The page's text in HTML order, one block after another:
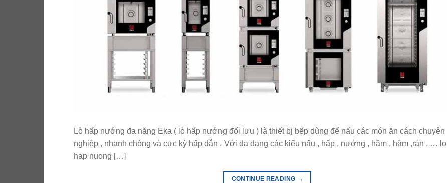
Lò hấp nướng đa năng Eka ( lò hấp nướng đối lưu ) là thiết bị bếp dùng để nấu các món ăn cách chuyên
nghiệp , nhanh chóng và cực kỳ hấp dẫn . Với đa dạng các kiểu nấu , hấp , nướng , hầm , hâm ,rán , … lo
hap nuong […]
CONTINUE READING →